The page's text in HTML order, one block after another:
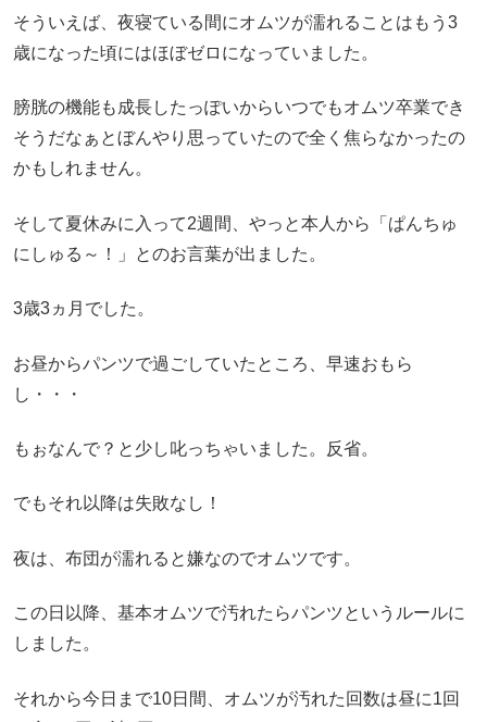
そういえば、夜寝ている間にオムツが濡れることはもう3
歳になった頃にはほぼゼロになっていました。
膀胱の機能も成長したっぽいからいつでもオムツ卒業でき
そうだなぁとぼんやり思っていたので全く焦らなかったの
かもしれません。
そして夏休みに入って2週間、やっと本人から「ぱんちゅ
にしゅる～！」とのお言葉が出ました。
3歳3ヵ月でした。
お昼からパンツで過ごしていたところ、早速おもら
し・・・
もぉなんで？と少し叱っちゃいました。反省。
でもそれ以降は失敗なし！
夜は、布団が濡れると嫌なのでオムツです。
この日以降、基本オムツで汚れたらパンツというルールに
しました。
それから今日まで10日間、オムツが汚れた回数は昼に1回